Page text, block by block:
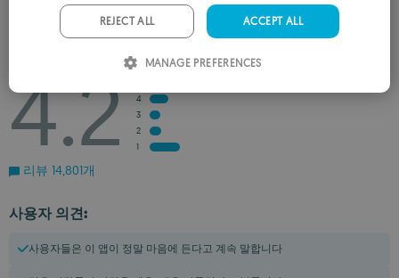
4.2
4
3
2
1
리뷰 14,801개
사용자 의견:
사용자들은 이 앱이 정말 마음에 든다고 계속 말합니다
ACCEPT ALL
REJECT ALL
MANAGE PREFERENCES